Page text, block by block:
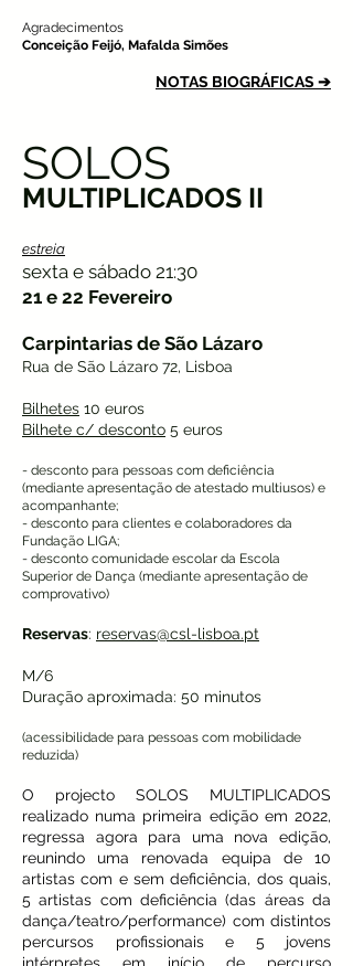
Agradecimentos
Conceição Feijó, Mafalda Simões
NOTAS BIOGRÁFICAS ➔
SOLOS
MULTIPLICADOS II
estreia
sexta e sábado 21:30
21 e 22 Fevereiro
Carpintarias de São Lázaro
Rua de São Lázaro 72, Lisboa
Bilhetes 10 euros
Bilhete c/ desconto 5 euros
- desconto para pessoas com deficiência
(mediante apresentação de atestado multiusos) e
acompanhante;
- desconto para clientes e colaboradores da
Fundação LIGA;
- desconto comunidade escolar da Escola
Superior de Dança (mediante apresentação de
comprovativo)
Reservas: reservas@csl-lisboa.pt
M/6
Duração aproximada: 50 minutos
(acessibilidade para pessoas com mobilidade
reduzida)
O projecto SOLOS MULTIPLICADOS
realizado numa primeira edição em 2022,
regressa agora para uma nova edição,
reunindo uma renovada equipa de 10
artistas com e sem deficiência, dos quais,
5 artistas com deficiência (das áreas da
dança/teatro/performance) com distintos
percursos profissionais e 5 jovens